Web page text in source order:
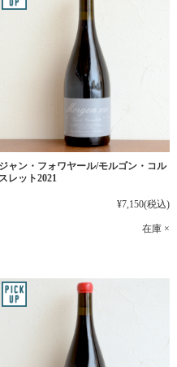
ジャン・フォワヤール/モルゴン・コル
スレット2021
¥7,150(税込)
在庫 ×